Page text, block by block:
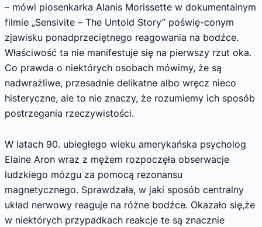
– mówi piosenkarka Alanis Morissette w dokumentalnym
filmie „Sensivite – The Untold Story” poświę-conym
zjawisku ponadprzeciętnego reagowania na bodźce.
Właściwość ta nie manifestuje się na pierwszy rzut oka.
Co prawda o niektórych osobach mówimy, że są
nadwrażliwe, przesadnie delikatne albo wręcz nieco
histeryczne, ale to nie znaczy, że rozumiemy ich sposób
postrzegania rzeczywistości.
W latach 90. ubiegłego wieku amerykańska psycholog
Elaine Aron wraz z mężem rozpoczęła obserwacje
ludzkiego mózgu za pomocą rezonansu
magnetycznego. Sprawdzała, w jaki sposób centralny
układ nerwowy reaguje na różne bodźce. Okazało się,że
w niektórych przypadkach reakcje te są znacznie